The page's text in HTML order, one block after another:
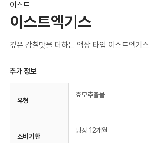
이스트
이스트엑기스
깊은 감칠맛을 더하는 액상 타입 이스트엑기스
추가 정보
유형
효모추출물
소비기한
냉장 12개월